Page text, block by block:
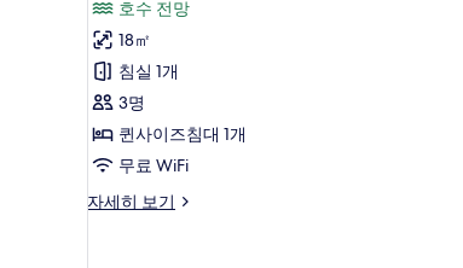
보
기
드
더
블
룸,
호
수
전
용
후
기
3
개)
호수 전망
18㎡
침실 1개
3명
퀸사이즈침대 1개
무료 WiFi
자세히 보기
스